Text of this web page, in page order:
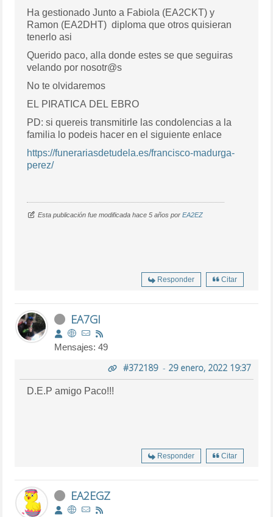
Ha gestionado Junto a Fabiola (EA2CKT) y
Ramon (EA2DHT) diploma que otros quisieran
tenerlo asi
Querido paco, alla donde estes se que seguiras
velando por nosotr@s
No te olvidaremos
EL PIRATICA DEL EBRO
PD: si quereis transmitirle las condolencias a la
familia lo podeis hacer en el siguiente enlace
https://funerariasdetudela.es/francisco-madurga-
perez/
Esta publicación fue modificada hace 5 años porEA2EZ
Responder Citar
EA7GI
Mensajes: 49
#372189- 29 enero, 2022 19:37
D.E.P amigo Paco!!!
Responder Citar
EA2EGZ